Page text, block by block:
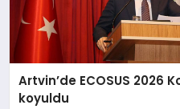
Artvin’de ECOSUS 2026
koyuldu